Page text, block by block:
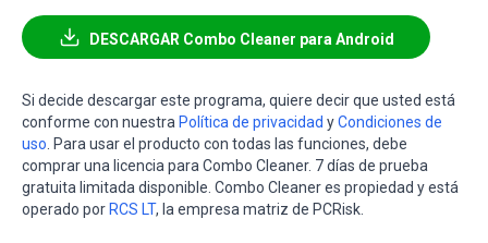
DESCARGAR Combo Cleaner para Android
Si decide descargar este programa, quiere decir que usted está
conforme con nuestra Política de privacidad yCondiciones de
uso . Para usar el producto con todas las funciones, debe
comprar una licencia para Combo Cleaner. 7 días de prueba
gratuita limitada disponible. Combo Cleaner es propiedad y está
operado por RCS LT, la empresa matriz de PCRisk.